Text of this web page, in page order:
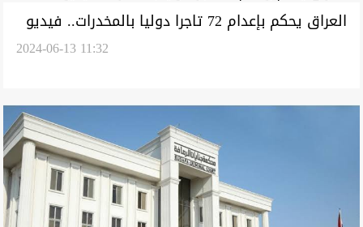
العراق يحكم بإعدام 72 تاجرا دوليا بالمخدرات.. فيديو
2024-06-13 11:32